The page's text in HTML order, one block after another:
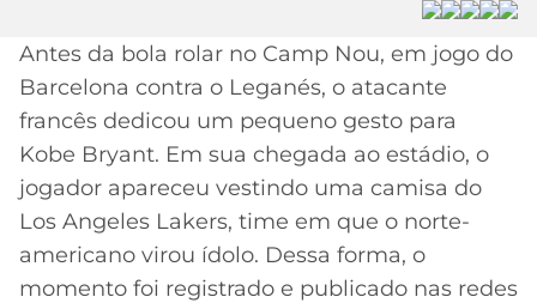
BETBOOM
CÓDIGO
DE
INDICAÇÃO
BET365
CÓDIGO
BETANO
PALMEIRAS
CORINTHIANS
SÃO
PAULO
SANTOS
SÉRIE
LIBERTADORES
COPA
DO
BRASIL
ESPORTIVA
MERCADO
DA
BOLA
PALPITES
Antes da bola rolar no Camp Nou, em jogo do
Barcelona contra o Leganés, o atacante
francês dedicou um pequeno gesto para
Kobe Bryant. Em sua chegada ao estádio, o
jogador apareceu vestindo uma camisa do
Los Angeles Lakers, time em que o norte-
americano virou ídolo. Dessa forma, o
momento foi registrado e publicado nas redes